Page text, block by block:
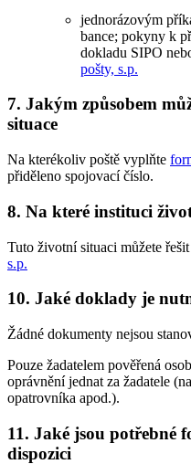
jednorázovým
bance; pokyny k
dokladu SIPO
pošty, s.p.
7. Jakým způsobem
situace
Na kterékoliv poště vyplňte
přiděleno spojovací číslo.
8. Na které instituci
Tuto životní situaci můžete řešit
s.p.
10. Jaké doklady je
Žádné dokumenty nejsou
Pouze žadatelem pověřená
oprávnění jednat za žadatele
opatrovníka apod.).
11. Jaké jsou potřebné
dispozici